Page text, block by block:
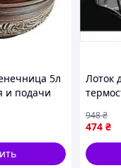
5л
и подачи
Лоток
пищи
474 ₴
948₴